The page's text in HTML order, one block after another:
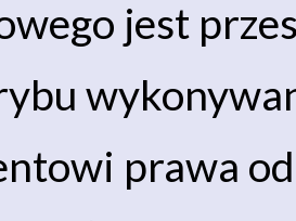
jest
prawa